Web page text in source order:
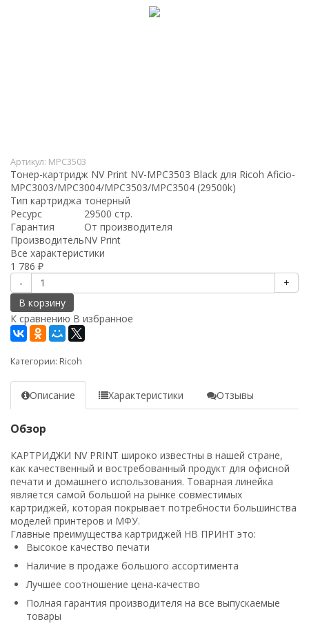
Артикул: MPC3503
Тонер-картридж NV Print NV-MPC3503 Black для Ricoh Aficio-
MPC3003/MPC3004/MPC3503/MPC3504 (29500k)
Тип картриджа тонерный
Ресурс
29500 стр.
Гарантия
От производителя
ПроизводительNV Print
Все характеристики
1 786 ₽
-
+
В корзину
К сравнению В избранное
Категории: Ricoh
Описание Характеристики Отзывы
Обзор
КАРТРИДЖИ NV PRINT широко известны в нашей стране,
как качественный и востребованный продукт для офисной
печати и домашнего использования. Товарная линейка
является самой большой на рынке совместимых
картриджей, которая покрывает потребности большинства
моделей принтеров и МФУ.
Главные преимущества картриджей НВ ПРИНТ это:
Высокое качество печати
Наличие в продаже большого ассортимента
Лучшее соотношение цена-качество
Полная гарантия производителя на все выпускаемые
товары